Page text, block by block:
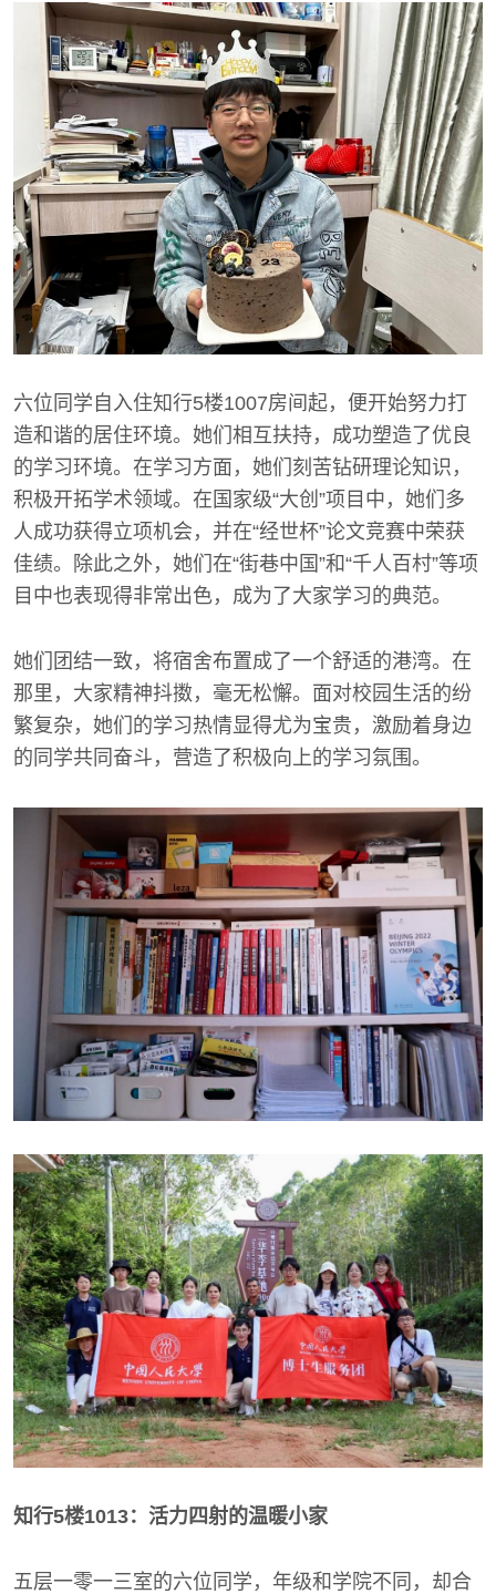
六位同学自入住知行5楼1007房间起，便开始努力打
造和谐的居住环境。她们相互扶持，成功塑造了优良
的学习环境。在学习方面，她们刻苦钻研理论知识，
积极开拓学术领域。在国家级“大创”项目中，她们多
人成功获得立项机会，并在“经世杯”论文竞赛中荣获
佳绩。除此之外，她们在“街巷中国”和“千人百村”等项
目中也表现得非常出色，成为了大家学习的典范。
她们团结一致，将宿舍布置成了一个舒适的港湾。在
那里，大家精神抖擞，毫无松懈。面对校园生活的纷
繁复杂，她们的学习热情显得尤为宝贵，激励着身边
的同学共同奋斗，营造了积极向上的学习氛围。
知行5楼1013：活力四射的温暖小家
五层一零一三室的六位同学，年级和学院不同，却合